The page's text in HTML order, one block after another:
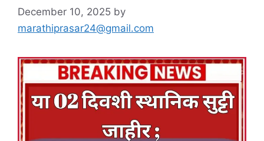
December 10, 2025 by
marathiprasar24@gmail.com